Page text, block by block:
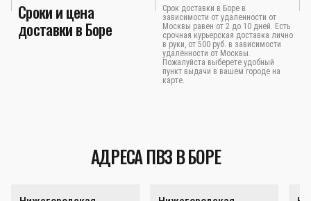
Сроки и цена
доставки в Боре
Срок доставки в Боре в
зависимости от удаленности от
Москвы равен от 2 до 10 дней. Есть
срочная курьерская доставка лично
в руки, от 500 руб. в зависимости
удалённости от Москвы.
Пожалуйста выберете удобный
пункт выдачи в вашем городе на
карте.
АДРЕСА ПВЗ В БОРЕ